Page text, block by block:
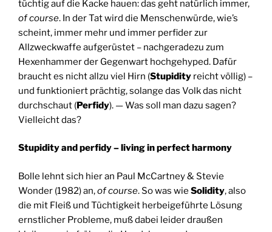
tüchtig auf die Kacke hauen: das geht natürlich immer,
of course. In der Tat wird die Menschenwürde, wie’s
scheint, immer mehr und immer perfider zur
Allzweckwaffe aufgerüstet – nachgeradezu zum
Hexenhammer der Gegenwart hochgehyped. Dafür
braucht es nicht allzu viel Hirn (Stupidity reicht völlig) –
und funktioniert prächtig, solange das Volk das nicht
durchschaut (Perfidy). — Was soll man dazu sagen?
Vielleicht das?
Stupidity and perfidy – living in perfect harmony
Bolle lehnt sich hier an Paul McCartney & Stevie
Wonder (1982) an,of course. So was wie Solidity, also
die mit Fleiß und Tüchtigkeit herbeigeführte Lösung
ernstlicher Probleme, muß dabei leider draußen